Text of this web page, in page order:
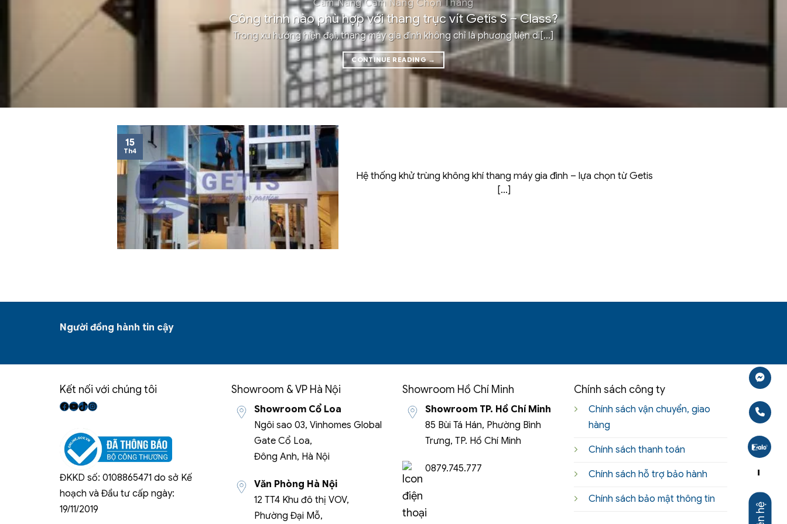
Cẩm Nang Cẩm Nang Chọn Thang
Công trình nào phù hợp với thang trục vít Getis S – Class?
Trong xu hướng hiện đại, thang máy gia đình không chỉ là phương tiện di[...]
CONTINUE READING→
Hệ thống khử trùng không khí thang máy gia đình – lựa chọn từ Getis
[...]
15
Th4
Người đồng hành tin cậy
Kết nối với chúng tôi
Facebook
Youtube
TikTokInstagram
ĐKKD số: 0108865471 do sở Kế
hoạch và Đầu tư cấp ngày:
19/11/2019
Showroom & VP Hà Nội
Showroom Cổ Loa
Ngôi sao 03, Vinhomes Global
Gate Cổ Loa,
Đông Anh, Hà Nội
Văn Phòng Hà Nội
12 TT4 Khu đô thị VOV,
Phường Đại Mỗ,
Showroom Hồ Chí Minh
Showroom TP. Hồ Chí Minh
85 Bùi Tá Hán, Phường Bình
Trưng, TP. Hồ Chí Minh
0879.745.777
Chính sách công ty
Chính sách vận chuyển, giao
hàng
Chính sách thanh toán
Chính sách hỗ trợ bảo hành
Chính sách bảo mật thông tin